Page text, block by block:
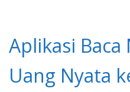
Aplikasi
Uang Nyata